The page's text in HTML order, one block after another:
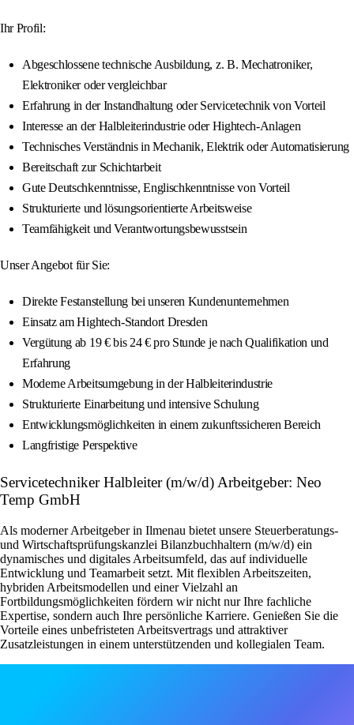
Ihr Profil:
Abgeschlossene technische Ausbildung, z. B. Mechatroniker,
Elektroniker oder vergleichbar
Erfahrung in der Instandhaltung oder Servicetechnik von Vorteil
Interesse an der Halbleiterindustrie oder Hightech-Anlagen
Technisches Verständnis in Mechanik, Elektrik oder Automatisierung
Bereitschaft zur Schichtarbeit
Gute Deutschkenntnisse, Englischkenntnisse von Vorteil
Strukturierte und lösungsorientierte Arbeitsweise
Teamfähigkeit und Verantwortungsbewusstsein
Unser Angebot für Sie:
Direkte Festanstellung bei unseren Kundenunternehmen
Einsatz am Hightech-Standort Dresden
Vergütung ab 19 € bis 24 € pro Stunde je nach Qualifikation und
Erfahrung
Moderne Arbeitsumgebung in der Halbleiterindustrie
Strukturierte Einarbeitung und intensive Schulung
Entwicklungsmöglichkeiten in einem zukunftssicheren Bereich
Langfristige Perspektive
Servicetechniker Halbleiter (m/w/d) Arbeitgeber: Neo
Temp GmbH
Als moderner Arbeitgeber in Ilmenau bietet unsere Steuerberatungs-
und Wirtschaftsprüfungskanzlei Bilanzbuchhaltern (m/w/d) ein
dynamisches und digitales Arbeitsumfeld, das auf individuelle
Entwicklung und Teamarbeit setzt. Mit flexiblen Arbeitszeiten,
hybriden Arbeitsmodellen und einer Vielzahl an
Fortbildungsmöglichkeiten fördern wir nicht nur Ihre fachliche
Expertise, sondern auch Ihre persönliche Karriere. Genießen Sie die
Vorteile eines unbefristeten Arbeitsvertrags und attraktiver
Zusatzleistungen in einem unterstützenden und kollegialen Team.